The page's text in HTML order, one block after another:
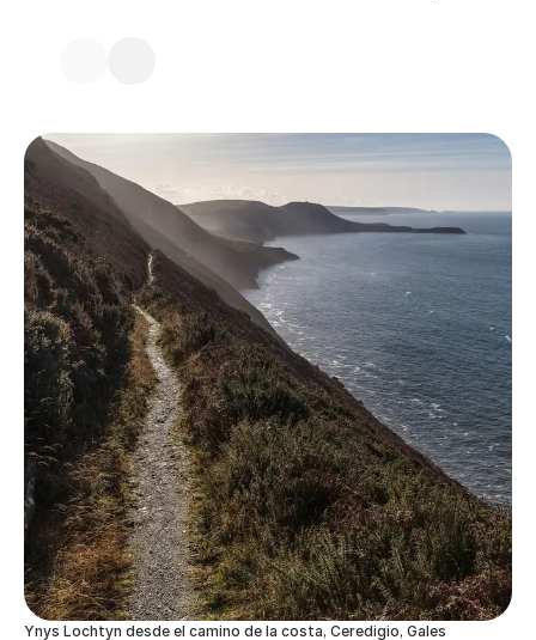
Ynys Lochtyn desde el camino de la costa, Ceredigio, Gales